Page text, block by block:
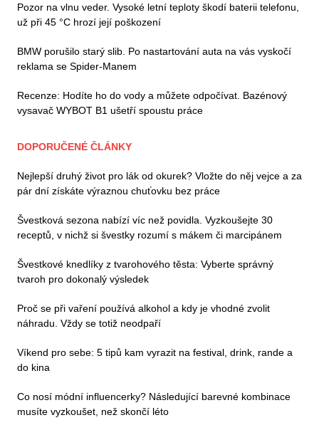
Pozor na vlnu veder. Vysoké letní teploty škodí baterii telefonu,
už při 45 °C hrozí její poškození
BMW porušilo starý slib. Po nastartování auta na vás vyskočí
reklama se Spider-Manem
Recenze: Hodíte ho do vody a můžete odpočívat. Bazénový
vysavač WYBOT B1 ušetří spoustu práce
DOPORUČENÉ ČLÁNKY
Nejlepší druhý život pro lák od okurek? Vložte do něj vejce a za
pár dní získáte výraznou chuťovku bez práce
Švestková sezona nabízí víc než povidla. Vyzkoušejte 30
receptů, v nichž si švestky rozumí s mákem či marcipánem
Švestkové knedlíky z tvarohového těsta: Vyberte správný
tvaroh pro dokonalý výsledek
Proč se při vaření používá alkohol a kdy je vhodné zvolit
náhradu. Vždy se totiž neodpaří
Víkend pro sebe: 5 tipů kam vyrazit na festival, drink, rande a
do kina
Co nosí módní influencerky? Následující barevné kombinace
musíte vyzkoušet, než skončí léto